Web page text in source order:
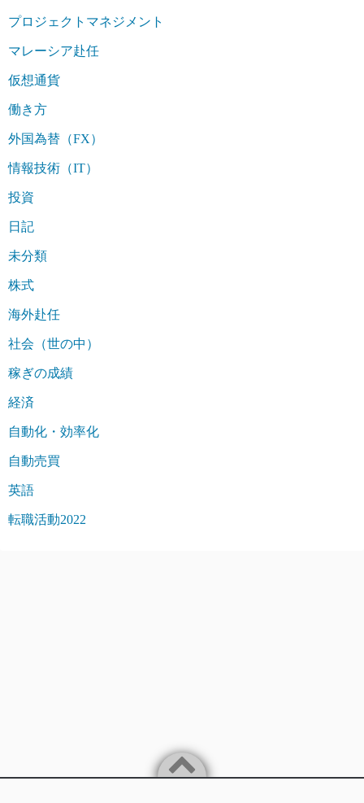
プロジェクトマネジメント
マレーシア赴任
仮想通貨
働き方
外国為替（FX）
情報技術（IT）
投資
日記
未分類
株式
海外赴任
社会（世の中）
稼ぎの成績
経済
自動化・効率化
自動売買
英語
転職活動2022